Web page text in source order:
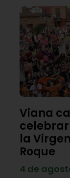
Viana
celebrar
la
Roque
4 de